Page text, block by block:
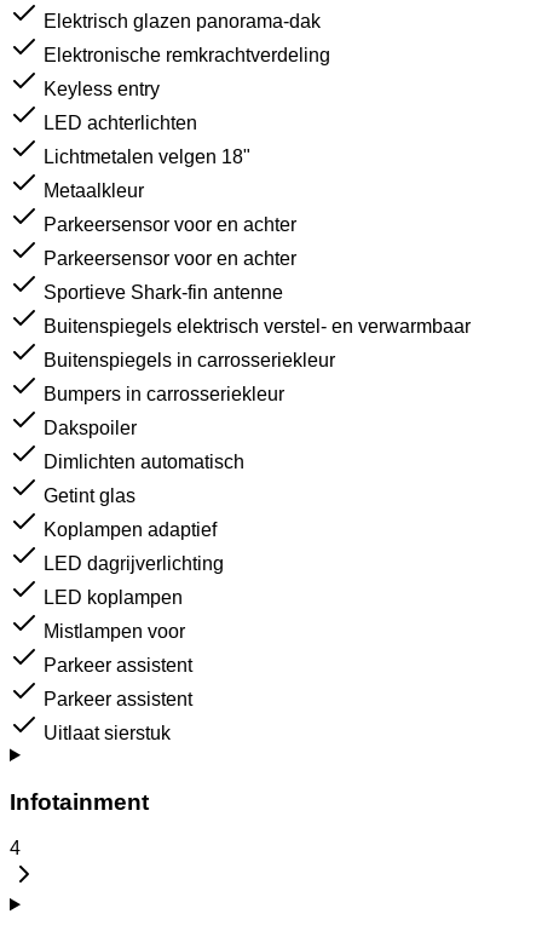
Elektrisch glazen panorama-dak
Elektronische remkrachtverdeling
Keyless entry
LED achterlichten
Lichtmetalen velgen 18"
Metaalkleur
Parkeersensor voor en achter
Parkeersensor voor en achter
Sportieve Shark-fin antenne
Buitenspiegels elektrisch verstel- en verwarmbaar
Buitenspiegels in carrosseriekleur
Bumpers in carrosseriekleur
Dakspoiler
Dimlichten automatisch
Getint glas
Koplampen adaptief
LED dagrijverlichting
LED koplampen
Mistlampen voor
Parkeer assistent
Parkeer assistent
Uitlaat sierstuk
Infotainment
4